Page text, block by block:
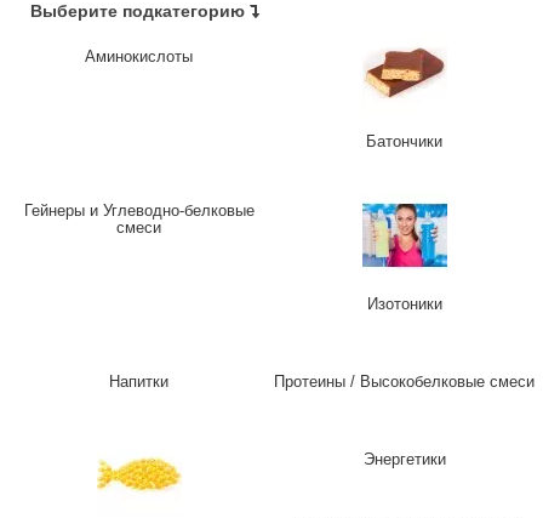
Выберите подкатегорию
Аминокислоты
Батончики
Гейнеры и Углеводно-белковые
смеси
Изотоники
Напитки Протеины / Высокобелковые смеси
Энергетики